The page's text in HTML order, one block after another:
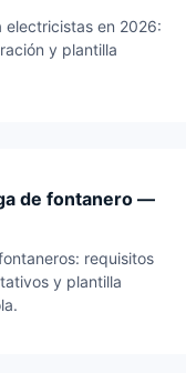
electricistas en 2026:
y plantilla
de fontanero —
requisitos
y plantilla